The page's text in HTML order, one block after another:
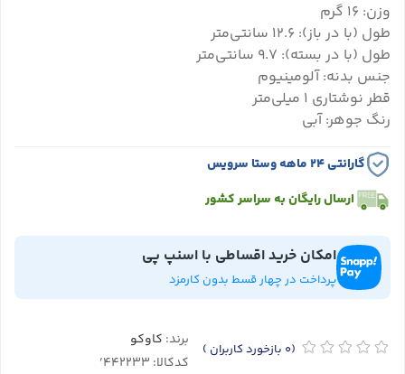
وزن: 16 گرم
طول (با در باز): 12.6 سانتی‌متر
طول (با در بسته): 9.7 سانتی‌متر
جنس بدنه: آلومینیوم
قطر نوشتاری ۱ میلی‌متر
رنگ جوهر: آبی
گارانتی ۲۴ ماهه وستا سرویس
ارسال رایگان به سراسر کشور
امکان خرید اقساطی با اسنپ پی
پرداخت در چهار قسط بدون کارمزد
(0 بازخورد کاربران ) برند: کاوکو
کدکالا: